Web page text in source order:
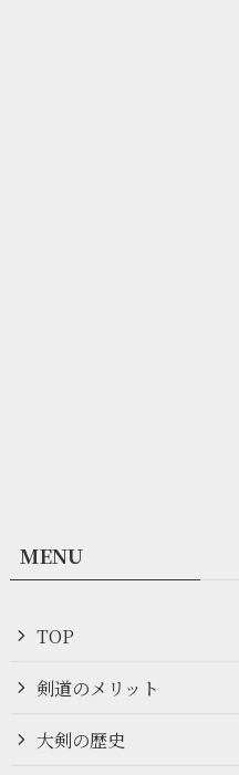
MENU
TOP
剣道のメリット
大剣の歴史